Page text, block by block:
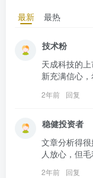
最新 最热
技术粉
天成科技的
新充满信心
2年前 回复
稳健投资者
文章分析得
人放心，但
2年前 回复